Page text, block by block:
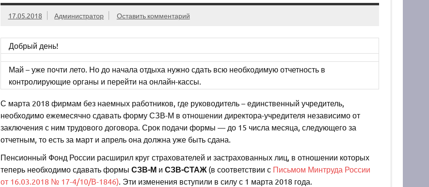
17.05.2018 Администратор Оставить комментарий
Добрый день!
Май – уже почти лето. Но до начала отдыха нужно сдать всю необходимую отчетность в
контролирующие органы и перейти на онлайн-кассы.
С марта 2018 фирмам без наемных работников, где руководитель – единственный учредитель,
необходимо ежемесячно сдавать форму СЗВ-М в отношении директора-учредителя независимо от
заключения с ним трудового договора. Срок подачи формы — до 15 числа месяца, следующего за
отчетным, то есть за март и апрель она должна уже быть сдана.
Пенсионный Фонд России расширил круг страхователей и застрахованных лиц, в отношении которых
теперь необходимо сдавать формы СЗВ-Ми СЗВ-СТАЖ(в соответствии с Письмом Минтруда России
от 16.03.2018 № 17-4/10/В-1846). Эти изменения вступили в силу с 1 марта 2018 года.